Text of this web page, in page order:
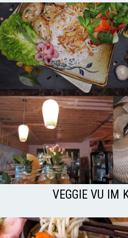
VEGGIE VU IM